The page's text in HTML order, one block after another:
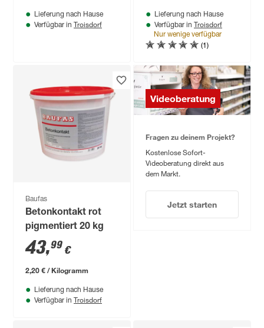
Lieferung nach Hause
Verfügbar in Troisdorf
Lieferung nach Hause
Verfügbar in Troisdorf
Nur wenige verfügbar
(1)
Baufas
Betonkontakt rot
pigmentiert 20 kg
43,99 €
2,20 € / Kilogramm
Lieferung nach Hause
Verfügbar in Troisdorf
Videoberatung
Fragen zu deinem Projekt?
Kostenlose Sofort-
Videoberatung direkt aus
dem Markt.
Jetzt starten